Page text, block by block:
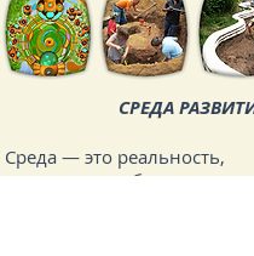
СРЕДА
Среда — это реальность,
создаваемая